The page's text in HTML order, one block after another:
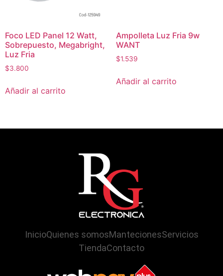
Foco LED Panel 12 Watt,
Sobrepuesto, Megabright,
Luz Fria
$3.800
Añadir al carrito
Ampolleta Luz Fria 9w
WANT
$1.539
Añadir al carrito
InicioQuienes somosMantecionesServicios
TiendaContacto